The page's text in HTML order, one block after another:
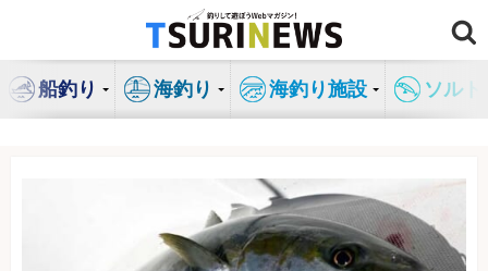
ン
船釣り 海釣り 海釣り施設 ソル